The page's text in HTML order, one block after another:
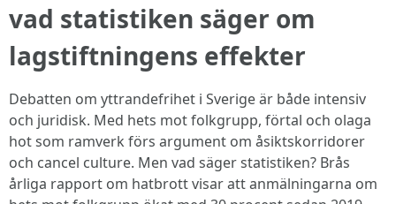
vad statistiken säger om
lagstiftningens effekter
Debatten om yttrandefrihet i Sverige är både intensiv
och juridisk. Med hets mot folkgrupp, förtal och olaga
hot som ramverk förs argument om åsiktskorridorer
och cancel culture. Men vad säger statistiken? Brås
årliga rapport om hatbrott visar att anmälningarna om